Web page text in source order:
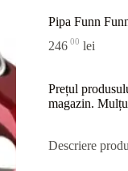
Pipa Funn
246 00 lei
Prețul
magazin.
Descriere